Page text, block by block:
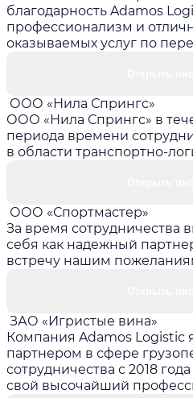
благодарность Adamos
профессионализм и
оказываемых услуг по
ООО «Нила Спрингс»
ООО «Нила Спрингс» в
периода времени
в области транспортно-
ООО «Спортмастер»
За время сотрудничества
себя как надежный
встречу нашим
ЗАО «Игристые вина»
Компания Adamos Logistic
партнером в сфере
сотрудничества с 2018
свой высочайший